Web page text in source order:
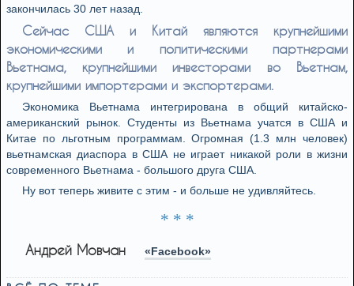
закончилась 30 лет назад.
Сейчас США и Китай являются крупнейшими
экономическими и политическими партнерами
Вьетнама, крупнейшими инвесторами во Вьетнам,
крупнейшими импортерами и экспортерами.
Экономика Вьетнама интегрирована в общий китайско-
американский рынок. Студенты из Вьетнама учатся в США и
Китае по льготным программам. Огромная (1.3 млн человек)
вьетнамская диаспора в США не играет никакой роли в жизни
современного Вьетнама - большого друга США.
Ну вот теперь живите с этим - и больше не удивляйтесь.
* * *
Андрей Мовчан «Facebook»